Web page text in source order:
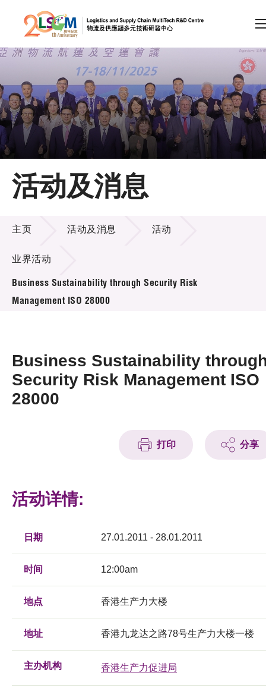
跳到内容（按回车键）
会员登录
A A EN 繁 简
主页
关于LSCM
技术商品化
项目及资助计划
活动及消息
新闻中心
资讯中心
活动及消息
活动及消息
主页 活动及消息 活动
业界活动
Business Sustainability through Security Risk
Management ISO 28000
Business Sustainability
Security Risk Management ISO
28000
打印 分享
活动详情:
日期 27.01.2011 - 28.01.2011
时间 12:00am
地点 香港生产力大楼
地址 香港九龙达之路78号生产力大楼一楼
主办机构 香港生产力促进局